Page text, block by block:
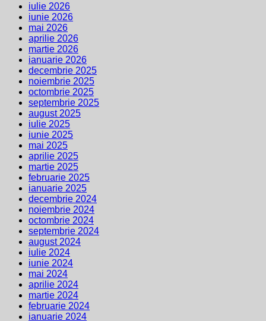
iulie 2026
iunie 2026
mai 2026
aprilie 2026
martie 2026
ianuarie 2026
decembrie 2025
noiembrie 2025
octombrie 2025
septembrie 2025
august 2025
iulie 2025
iunie 2025
mai 2025
aprilie 2025
martie 2025
februarie 2025
ianuarie 2025
decembrie 2024
noiembrie 2024
octombrie 2024
septembrie 2024
august 2024
iulie 2024
iunie 2024
mai 2024
aprilie 2024
martie 2024
februarie 2024
ianuarie 2024